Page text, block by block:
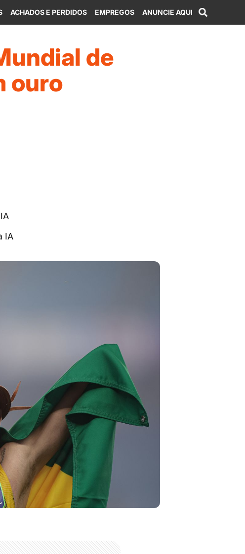
ACHADOS E PERDIDOS EMPREGOS ANUNCIE AQUI
de
ouro
IA